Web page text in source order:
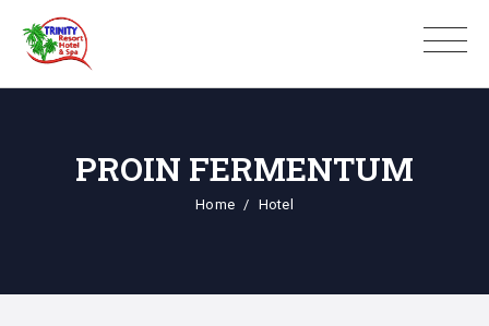
PROIN FERMENTUM
Home Hotel